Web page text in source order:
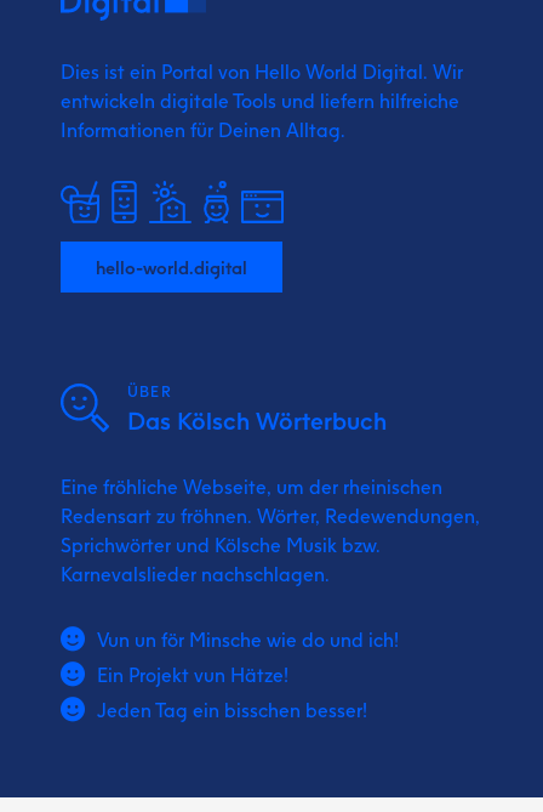
Dies ist ein Portal von Hello World Digital. Wir
entwickeln digitale Tools und liefern hilfreiche
Informationen für Deinen Alltag.
hello-world.digital
ÜBER
Das Kölsch Wörterbuch
Eine fröhliche Webseite, um der rheinischen
Redensart zu fröhnen. Wörter, Redewendungen,
Sprichwörter und Kölsche Musik bzw.
Karnevalslieder nachschlagen.
Vun un för Minsche wie do und ich!
Ein Projekt vun Hätze!
Jeden Tag ein bisschen besser!